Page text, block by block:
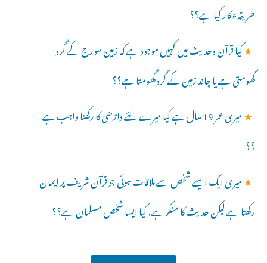
طریقہء کار کیا ہے؟؟
★کیا قرآن وحدیث میں کہیں موجود ہے کہ زمین سورج کے گرد
گھومتی ہے یا چاند زمین کے گرد گھومتا ہے؟؟
★
میری عمر 19سال ہے کیا میرے لئے داڑھی کا رکھنا واجب ہے
؟؟
★میری ایک ایسے شخص سے ملاقات ہوئی جو قرآن شریف پر ایمان
رکھتا ہے لیکن حدیث کا منکر ہے، کیا ایسا شخص مسلمان ہے؟؟